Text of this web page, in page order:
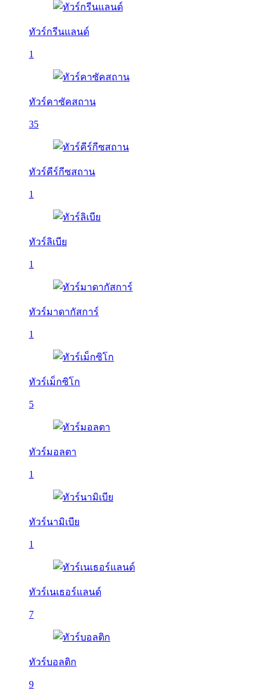
ทัวร์กรีนแลนด์
1
ทัวร์คาซัคสถาน
35
ทัวร์คีร์กีซสถาน
1
ทัวร์ลิเบีย
1
ทัวร์มาดากัสการ์
1
ทัวร์เม็กซิโก
5
ทัวร์มอลตา
1
ทัวร์นามิเบีย
1
ทัวร์เนเธอร์แลนด์
7
ทัวร์บอลติก
9